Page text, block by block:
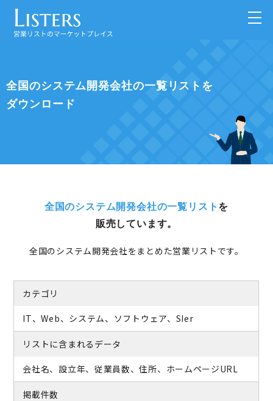
全国のシステム開発会社の一覧リストを
ダウンロード
全国のシステム開発会社の一覧リスト を
販売しています。
全国のシステム開発会社をまとめた営業リストです。
カテゴリ
IT、Web、システム、ソフトウェア、SIer
リストに含まれるデータ
会社名、設立年、従業員数、住所、ホームページURL
掲載件数